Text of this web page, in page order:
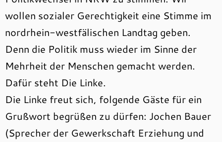
wollen sozialer Gerechtigkeit eine Stimme im
nordrhein-westfälischen Landtag geben.
Denn die Politik muss wieder im Sinne der
Mehrheit der Menschen gemacht werden.
Dafür steht Die Linke.
Die Linke freut sich, folgende Gäste für ein
Grußwort begrüßen zu dürfen: Jochen Bauer
(Sprecher der Gewerkschaft Erziehung und